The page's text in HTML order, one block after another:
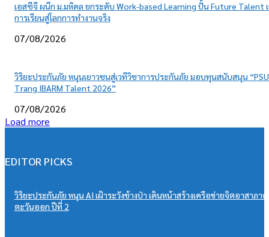
เอสซีจี ผนึก ม.มหิดล ยกระดับ Work-based Learning ปั้น Future Talent
การเรียนสู่โลกการทำงานจริง
07/08/2026
วิริยะประกันภัย หนุนเยาวชนสู่เวทีวิชาการประกันภัย มอบทุนสนับสนุน “PSU
Trang IBARM Talent 2026”
07/08/2026
Load more
EDITOR PICKS
วิริยะประกันภัย หนุน AI เฝ้าระวังช้างป่า เดินหน้าสร้างเครือข่ายจิตอาสาภาค
ตะวันออก ปีที่ 2